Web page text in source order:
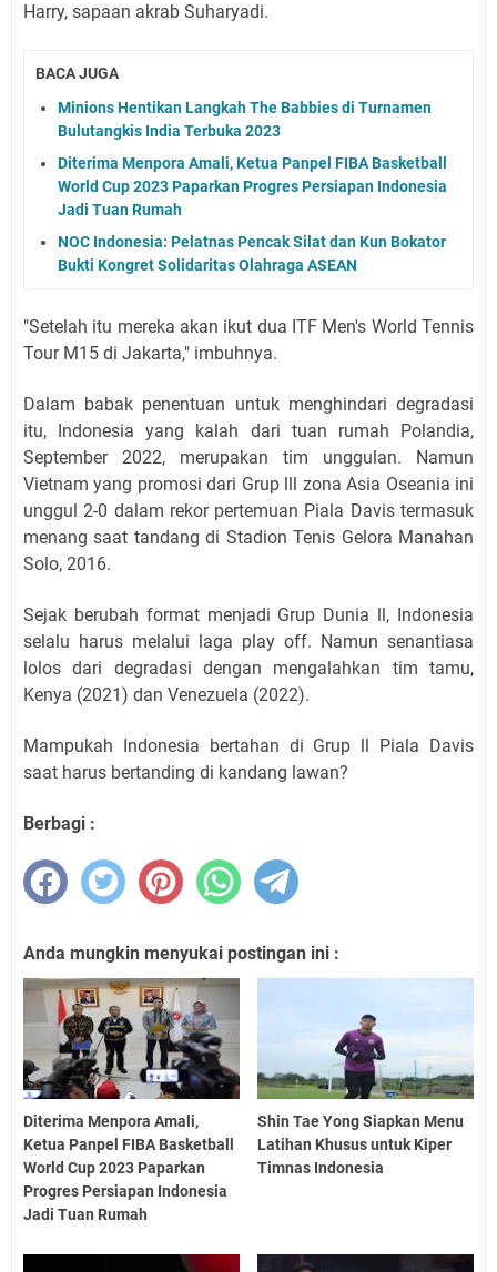
Harry, sapaan akrab Suharyadi.
BACA JUGA
Minions Hentikan Langkah The Babbies di Turnamen
Bulutangkis India Terbuka 2023
Diterima Menpora Amali, Ketua Panpel FIBA Basketball
World Cup 2023 Paparkan Progres Persiapan Indonesia
Jadi Tuan Rumah
NOC Indonesia: Pelatnas Pencak Silat dan Kun Bokator
Bukti Kongret Solidaritas Olahraga ASEAN
"Setelah itu mereka akan ikut dua ITF Men's World Tennis
Tour M15 di Jakarta," imbuhnya.
Dalam babak penentuan untuk menghindari degradasi
itu, Indonesia yang kalah dari tuan rumah Polandia,
September 2022, merupakan tim unggulan. Namun
Vietnam yang promosi dari Grup lll zona Asia Oseania ini
unggul 2-0 dalam rekor pertemuan Piala Davis termasuk
menang saat tandang di Stadion Tenis Gelora Manahan
Solo, 2016.
Sejak berubah format menjadi Grup Dunia ll, Indonesia
selalu harus melalui laga play off. Namun senantiasa
lolos dari degradasi dengan mengalahkan tim tamu,
Kenya (2021) dan Venezuela (2022).
Mampukah Indonesia bertahan di Grup ll Piala Davis
saat harus bertanding di kandang lawan?
Berbagi :
Anda mungkin menyukai postingan ini :
Diterima Menpora Amali,
Ketua Panpel FIBA Basketball
World Cup 2023 Paparkan
Progres Persiapan Indonesia
Jadi Tuan Rumah
Shin Tae Yong Siapkan Menu
Latihan Khusus untuk Kiper
Timnas Indonesia